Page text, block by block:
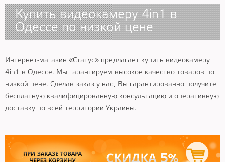
Купить видеокамеру 4in1 в
Одессе по низкой цене
Интернет-магазин «Статус» предлагает купить видеокамеру
4in1 в Одессе. Мы гарантируем высокое качество товаров по
низкой цене. Сделав заказ у нас, Вы гарантированно получите
бесплатную квалифицированную консультацию и оперативную
доставку по всей территории Украины.